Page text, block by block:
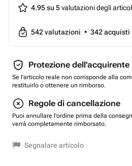
4.95 su 5valutazioni degli
542valutazioni • 342acquisti
Protezione dell'acquirente
Se l'articolo reale non corrisponde alla
restituirlo o ottenere un rimborso.
Regole di cancellazione
Puoi annullare l'ordine prima della
verrà completamente rimborsato.
Segnalare articolo